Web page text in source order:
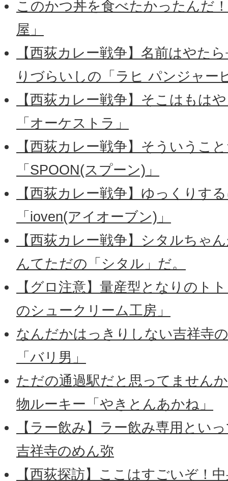
このかつ丼を食べたかったんだ
屋」
【西荻カレー戦争】名前はやた
りづらいしの「ラヒ パンジャー
【西荻カレー戦争】そこはもは
「オーケストラ」
【西荻カレー戦争】そういうこ
「SPOON(スプーン)」
【西荻カレー戦争】ゆっくりす
「ioven(アイオーブン)」
【西荻カレー戦争】シタルちゃ
んてただの「シタル」だ。
【グロ注意】量産型となりのト
のシュークリーム工房」
なんだかはっきりしない吉祥寺
「バリ男」
ただの通過駅だと思ってません
物ルーキー「やきとんあかね」
【ラー飲み】ラー飲み専用とい
吉祥寺のめん弥
【西荻探訪】ここはすごいぞ！